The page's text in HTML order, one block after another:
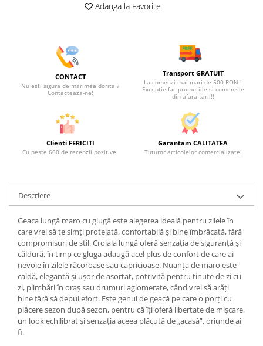
Adauga la Favorite
CONTACT
Nu esti sigura de marimea dorita ?
Contacteaza-ne!
Transport GRATUIT
La comenzi mai mari de 500 RON !
Exceptie fac promotiile si comenzile
din afara tarii!!
Clienti FERICITI
Cu peste 600 de recenzii pozitive.
Garantam CALITATEA
Tuturor articolelor comercializate!
Descriere
Geaca lungă maro cu glugă este alegerea ideală pentru zilele în
care vrei să te simți protejată, confortabilă și bine îmbrăcată, fără
compromisuri de stil. Croiala lungă oferă senzația de siguranță și
căldură, în timp ce gluga adaugă acel plus de confort de care ai
nevoie în zilele răcoroase sau capricioase. Nuanța de maro este
caldă, elegantă și ușor de asortat, potrivită pentru ținute de zi cu
zi, plimbări în oraș sau drumuri aglomerate, când vrei să arăți
bine fără să depui efort. Este genul de geacă pe care o porți cu
plăcere sezon după sezon, pentru că îți oferă libertate de mișcare,
un look echilibrat și senzația aceea plăcută de „acasă”, oriunde ai
fi.